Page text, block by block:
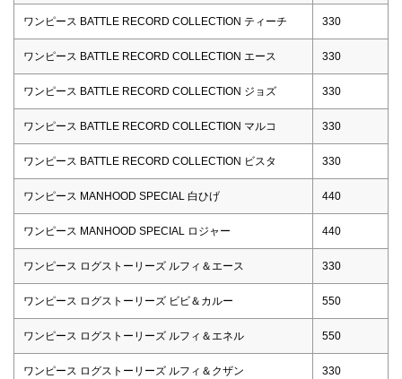
ワンピース BATTLE RECORD COLLECTION ティーチ 330
ワンピース BATTLE RECORD COLLECTION エース 330
ワンピース BATTLE RECORD COLLECTION ジョズ 330
ワンピース BATTLE RECORD COLLECTION マルコ 330
ワンピース BATTLE RECORD COLLECTION ビスタ 330
ワンピース MANHOOD SPECIAL 白ひげ 440
ワンピース MANHOOD SPECIAL ロジャー 440
ワンピース ログストーリーズ ルフィ＆エース 330
ワンピース ログストーリーズ ビビ＆カルー 550
ワンピース ログストーリーズ ルフィ＆エネル 550
ワンピース ログストーリーズ ルフィ＆クザン 330